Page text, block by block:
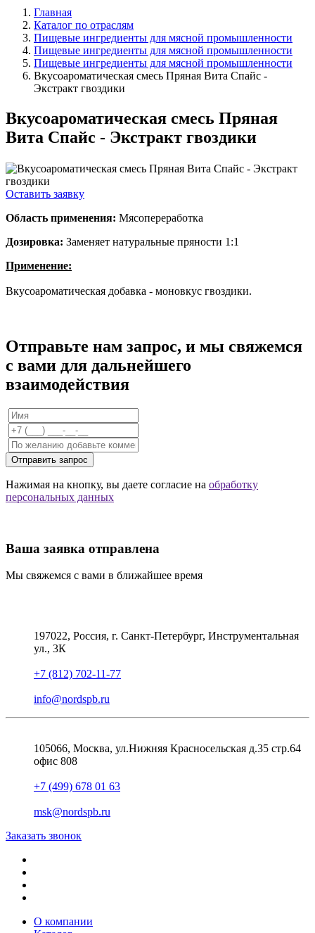
Главная
Каталог по отраслям
Пищевые ингредиенты для мясной промышленности
Пищевые ингредиенты для мясной промышленности
Пищевые ингредиенты для мясной промышленности
Вкусоароматическая смесь Пряная Вита Спайс -
Экстракт гвоздики
Вкусоароматическая смесь Пряная
Вита Спайс - Экстракт гвоздики
Оставить заявку
Область применения: Мясопереработка
Дозировка: Заменяет натуральные пряности 1:1
Применение:
Вкусоароматическая добавка - моновкус гвоздики.
Отправьте нам запрос, и мы свяжемся
с вами для дальнейшего
взаимодействия
Отправить запрос
Нажимая на кнопку, вы даете согласие на обработку
персональных данных
Ваша заявка отправлена
Мы свяжемся с вами в ближайшее время
197022, Россия, г. Санкт-Петербург, Инструментальная
ул., 3К
+7 (812) 702-11-77
info@nordspb.ru
105066, Москва, ул.Нижняя Красносельская д.35 стр.64
офис 808
+7 (499) 678 01 63
msk@nordspb.ru
Заказать звонок
О компании